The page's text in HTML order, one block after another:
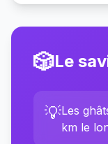
🎲Le
💡Les
km le